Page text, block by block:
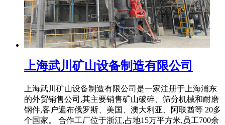
上海武川矿山设备制造有限公司
上海武川矿山设备制造有限公司是一家注册于上海浦东
的外贸销售公司,其主要销售矿山破碎、筛分机械和耐磨
钢件,客户遍布俄罗斯、美国、澳大利亚、阿联酋等 20多
个国家。 合作工厂位于浙江,占地15万平方米,员工700余